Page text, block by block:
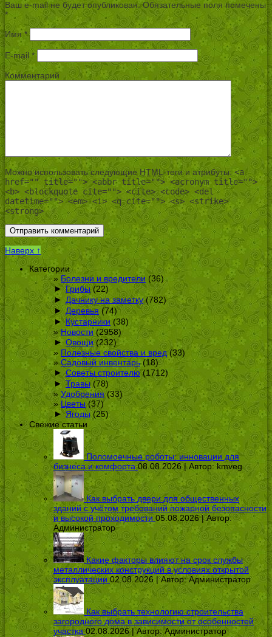
Ваш e-mail не будет опубликован.Обязательные поля помечены
*
Имя*
E-mail *
Комментарий
Можно использовать следующиеHTML-теги и атрибуты: <a
href="" title=""> <abbr title=""> <acronym title="">
<b> <blockquote cite=""> <cite> <code> <del
datetime=""> <em> <i> <q cite=""> <s> <strike>
<strong>
Наверх ↑
Категории
Болезни и вредители (36)
► Грибы(22)
► Дачнику на заметку(782)
► Деревья (74)
► Кустарники (38)
Новости(2958)
► Овощи(232)
Полезные свойства и вред(33)
Садовый инвентарь(18)
► Советы строителю(1712)
► Травы(78)
Удобрения(33)
Цветы(37)
► Ягоды(25)
Свежие статьи
Поломоечные роботы: инновации для
бизнеса и комфорта 08.08.2026 | Автор:kmveg
Как выбрать двери для общественных
зданий с учётом требований пожарной безопасности
и высокой проходимости 05.08.2026 | Автор:
Администратор
Какие факторы влияют на срок службы
металлических конструкций в условиях открытой
эксплуатации 02.08.2026 | Автор:Администратор
Как выбрать технологию строительства
загородного дома в зависимости от особенностей
участка 02.08.2026 | Автор:Администратор